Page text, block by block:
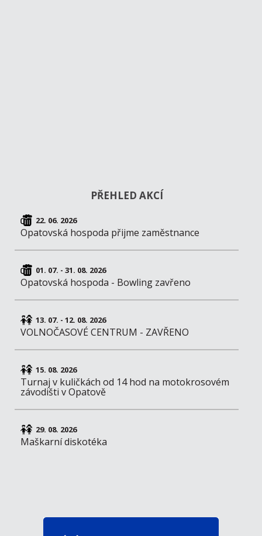
PŘEHLED AKCÍ
22. 06. 2026
Opatovská hospoda přijme zaměstnance
01. 07. - 31. 08. 2026
Opatovská hospoda - Bowling zavřeno
13. 07. - 12. 08. 2026
VOLNOČASOVÉ CENTRUM - ZAVŘENO
15. 08. 2026
Turnaj v kuličkách od 14 hod na motokrosovém
závodišti v Opatově
29. 08. 2026
Maškarní diskotéka